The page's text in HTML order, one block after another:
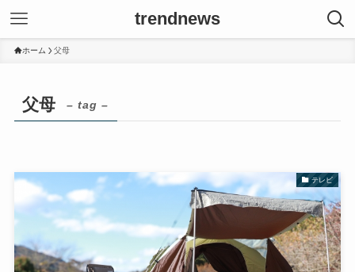
trendnews
ホーム 父母
父母 – tag –
テレビ